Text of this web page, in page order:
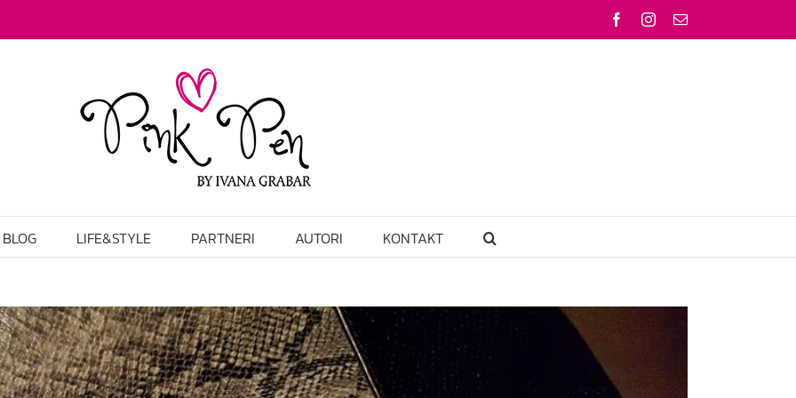
FacebookInstagram
Email
BLOG LIFE&STYLE PARTNERI AUTORI KONTAKT